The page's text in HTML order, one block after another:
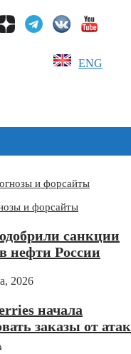
ENG
и форсайты
санкции
нефти России
2026
начала
заказы от атак